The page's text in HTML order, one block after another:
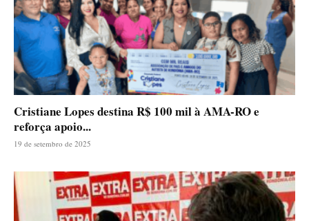
Cristiane Lopes destina R$ 100 mil à AMA-RO e
reforça apoio...
19 de setembro de 2025